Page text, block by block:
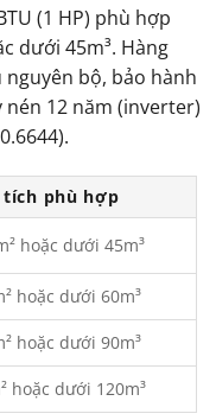
(1 HP) phù hợp
dưới 45m³. Hàng
nguyên bộ, bảo hành
12 năm (inverter)
tích phù hợp
hoặc dưới 45m³
hoặc dưới 60m³
hoặc dưới 90m³
hoặc dưới 120m³